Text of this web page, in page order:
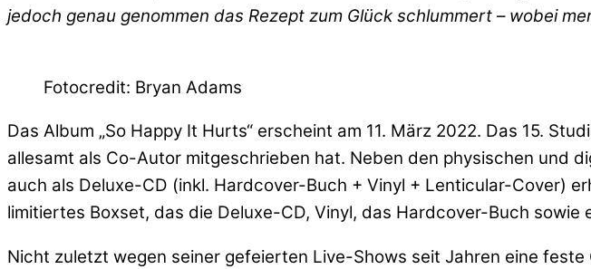
jedoch genau genommen das Rezept zum Glück schlummert – wobei
Fotocredit: Bryan Adams
Das Album „So Happy It Hurts“ erscheint am 11. März 2022. Das 15.
allesamt als Co-Autor mitgeschrieben hat. Neben den physischen und
auch als Deluxe-CD (inkl. Hardcover-Buch + Vinyl + Lenticular-Cover)
limitiertes Boxset, das die Deluxe-CD, Vinyl, das Hardcover-Buch
Nicht zuletzt wegen seiner gefeierten Live-Shows seit Jahren eine